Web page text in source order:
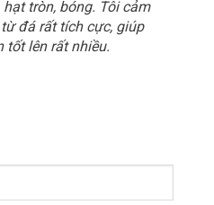
tròn, bóng. Tôi cảm
đá rất tích cực, giúp
tốt lên rất nhiều.